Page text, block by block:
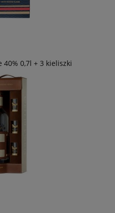
0,7l + 3 kieliszki